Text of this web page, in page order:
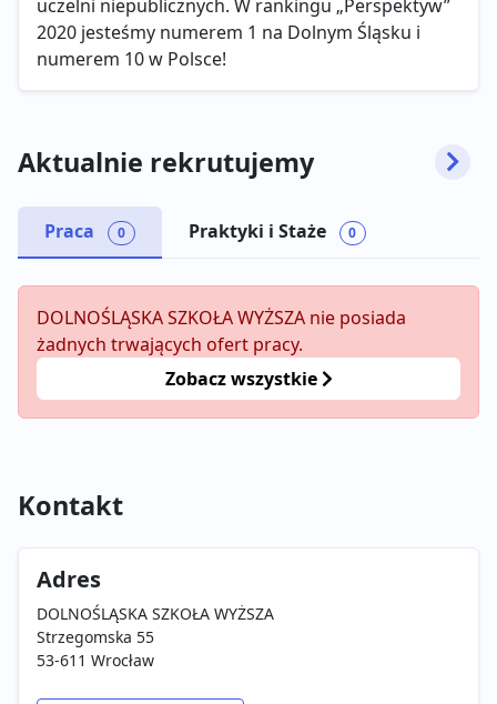
uczelni niepublicznych. W rankingu „Perspektyw”
2020 jesteśmy numerem 1 na Dolnym Śląsku i
numerem 10 w Polsce!
Aktualnie rekrutujemy
Praca 0 Praktyki i Staże 0
DOLNOŚLĄSKA SZKOŁA WYŻSZA nie posiada
żadnych trwających ofert pracy.
Zobacz wszystkie
Kontakt
Adres
DOLNOŚLĄSKA SZKOŁA WYŻSZA
Strzegomska 55
53-611 Wrocław